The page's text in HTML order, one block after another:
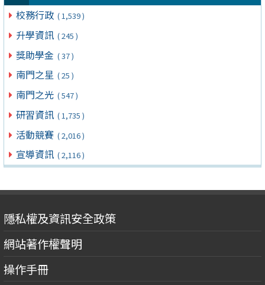
校務行政 ( 1,539 )
升學資訊 ( 245 )
獎助學金 ( 37 )
南門之星 ( 25 )
南門之光 ( 547 )
研習資訊 ( 1,735 )
活動競賽 ( 2,016 )
宣導資訊 ( 2,116 )
隱私權及資訊安全政策
網站著作權聲明
操作手冊